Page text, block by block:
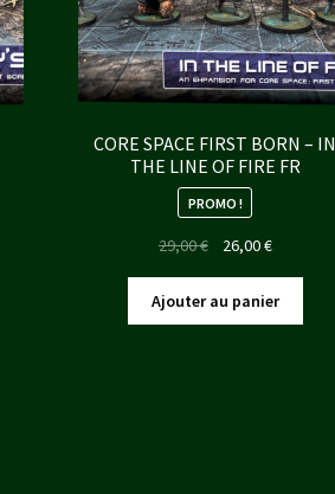
CORE SPACE FIRST BORN – IN
THE LINE OF FIRE FR
PROMO !
29,00€
Le
initial
était :
26,00€Le
actuel
est :
Ajouter au panier